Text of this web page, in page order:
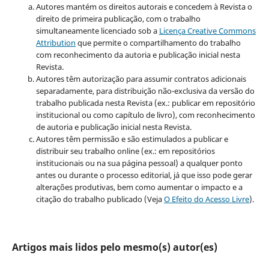
Autores mantém os direitos autorais e concedem à Revista o
direito de primeira publicação, com o trabalho
simultaneamente licenciado sob a Licença Creative Commons
Attribution que permite o compartilhamento do trabalho
com reconhecimento da autoria e publicação inicial nesta
Revista.
Autores têm autorização para assumir contratos adicionais
separadamente, para distribuição não-exclusiva da versão do
trabalho publicada nesta Revista (ex.: publicar em repositório
institucional ou como capítulo de livro), com reconhecimento
de autoria e publicação inicial nesta Revista.
Autores têm permissão e são estimulados a publicar e
distribuir seu trabalho online (ex.: em repositórios
institucionais ou na sua página pessoal) a qualquer ponto
antes ou durante o processo editorial, já que isso pode gerar
alterações produtivas, bem como aumentar o impacto e a
citação do trabalho publicado (VejaO Efeito do Acesso Livre).
Artigos mais lidos pelo mesmo(s) autor(es)